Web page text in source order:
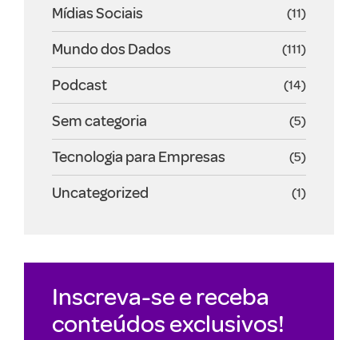
Mídias Sociais (11)
Mundo dos Dados (111)
Podcast (14)
Sem categoria (5)
Tecnologia para Empresas (5)
Uncategorized (1)
Inscreva-se e receba
conteúdos exclusivos!